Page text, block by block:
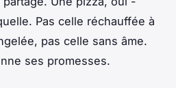
Pas celle réchauffée à
pas celle sans âme.
ses promesses.